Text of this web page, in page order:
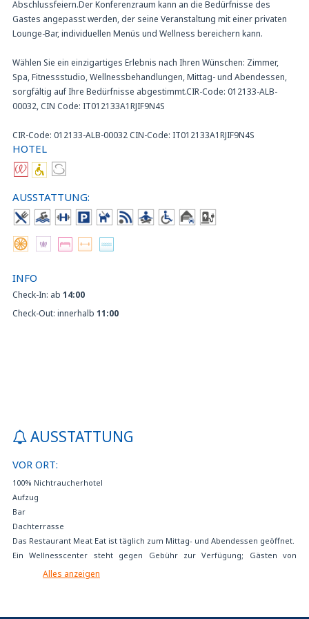
Abschlussfeiern.Der Konferenzraum kann an die Bedürfnisse des
Gastes angepasst werden, der seine Veranstaltung mit einer privaten
Lounge-Bar, individuellen Menüs und Wellness bereichern kann.
Wählen Sie ein einzigartiges Erlebnis nach Ihren Wünschen: Zimmer,
Spa, Fitnessstudio, Wellnessbehandlungen, Mittag- und Abendessen,
sorgfältig auf Ihre Bedürfnisse abgestimmt.CIR-Code: 012133-ALB-
00032, CIN Code: IT012133A1RJIF9N4S
CIR-Code: 012133-ALB-00032 CIN-Code: IT012133A1RJIF9N4S
HOTEL
AUSSTATTUNG:
INFO
Check-In: ab 14:00
Check-Out: innerhalb 11:00
AUSSTATTUNG
VOR ORT:
100% Nichtraucherhotel
Aufzug
Bar
Dachterrasse
Das Restaurant Meat Eat ist täglich zum Mittag- und Abendessen geöffnet.
Ein Wellnesscenter steht gegen Gebühr zur Verfügung; Gästen von
Zimmern mit Spa-Zugang ist der kostenlose 2-Stunden-Zugang
Alles anzeigen